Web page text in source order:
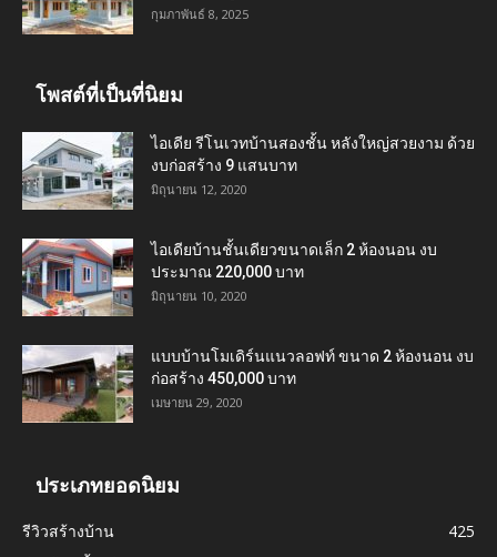
กุมภาพันธ์ 8, 2025
โพสต์ที่เป็นที่นิยม
ไอเดีย รีโนเวทบ้านสองชั้น หลังใหญ่สวยงาม ด้วย
งบก่อสร้าง 9 แสนบาท
มิถุนายน 12, 2020
ไอเดียบ้านชั้นเดียวขนาดเล็ก 2 ห้องนอน งบ
ประมาณ 220,000 บาท
มิถุนายน 10, 2020
แบบบ้านโมเดิร์นแนวลอฟท์ ขนาด 2 ห้องนอน งบ
ก่อสร้าง 450,000 บาท
เมษายน 29, 2020
ประเภทยอดนิยม
รีวิวสร้างบ้าน
425